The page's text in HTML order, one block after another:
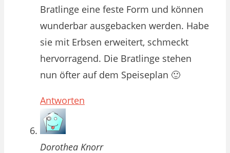
Bratlinge eine feste Form und können
wunderbar ausgebacken werden. Habe
sie mit Erbsen erweitert, schmeckt
hervorragend. Die Bratlinge stehen
nun öfter auf dem Speiseplan 🙂
Antworten
Dorothea Knorr